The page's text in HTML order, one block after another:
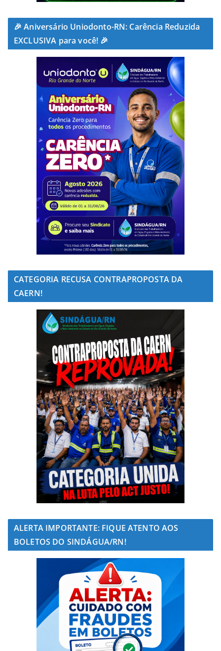
🎉 Aniversário Uniodonto-RN: Carência Reduzida
EXCLUSIVA para você! 🎉
CATEGORIA RECUSA CONTRAPROPOSTA DA
CAERN!
ALERTA IMPORTANTE: FIQUE ATENTO AOS
BOLETOS DO SINDÁGUA/RN!